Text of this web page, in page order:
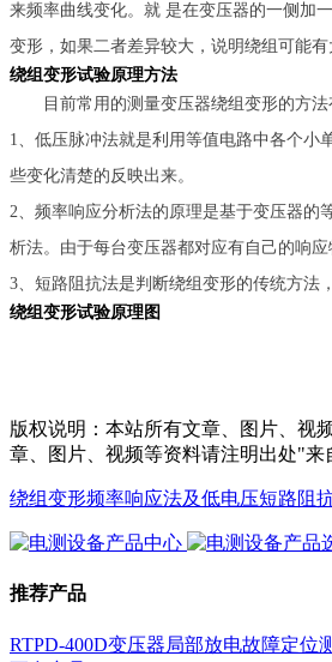
来频率曲线变化。就 是在变压器的一侧加
变形，如果二者差异较大，说明绕组可能
绕组变形试验原理方法
目前常用的测量变压器绕组变形的方
1、低压脉冲法就是利用等值电路中各个小
些变化清楚的反映出来。
2、频率响应分析法的原理是基于变压器的
析法。由于每台变压器都对应有自己的响
3、短路阻抗法是判断绕组变形的传统方法
绕组变形试验原理图
版权说明：本站所有文章、图片、视
章、图片、视频等资料请注明出处"来
绕组变形频率响应法及低电压短路阻
推荐产品
RTPD-400D变压器局部放电故障定位